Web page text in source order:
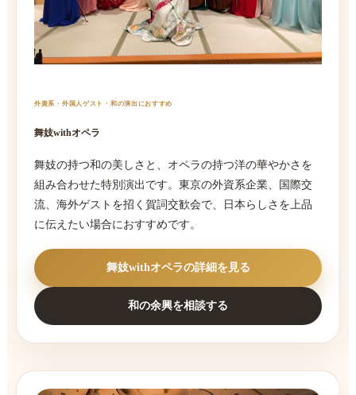
外資系・外国人ゲスト・和の演出におすすめ
舞妓withオペラ
舞妓の持つ和の美しさと、オペラの持つ洋の華やかさを
組み合わせた特別演出です。東京の外資系企業、国際交
流、海外ゲストを招く賀詞交歓会で、日本らしさを上品
に伝えたい場合におすすめです。
舞妓withオペラの詳細を見る
和の余興を相談する